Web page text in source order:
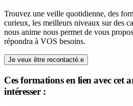
Trouvez une veille quotidienne, des
curieux, les meilleurs niveaux sur des
nous anime nous permet de vous
répondra à VOS besoins.
Je veux être recontacté.e
Ces formations en lien avec cet
intéresser :